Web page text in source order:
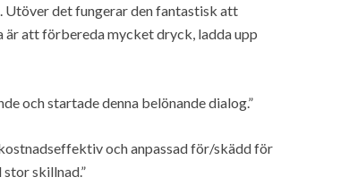
Utöver det fungerar den fantastisk att
är att förbereda mycket dryck, ladda upp
och startade denna belönande dialog.”
och anpassad för/skädd för
skillnad.”